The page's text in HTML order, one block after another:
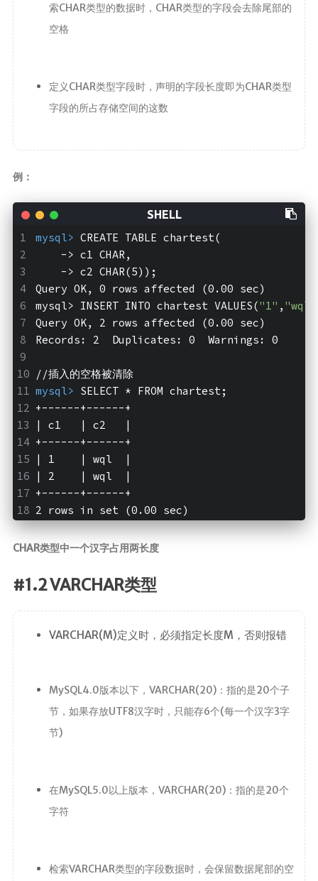
索CHAR类型的数据时，CHAR类型的字段会去除尾部的
空格
定义CHAR类型字段时，声明的字段长度即为CHAR类型
字段的所占存储空间的这数
例：
mysql> CREATE TABLE chartest(
    -> c1 CHAR,
    -> c2 CHAR(5));
Query OK, 0 rows affected (0.00 sec)
mysql> INSERT INTO chartest VALUES("1" , "wql"
Query OK, 2 rows affected (0.00 sec)
Records: 2  Duplicates: 0  Warnings: 0
//插入的空格被清除
mysql> SELECT * FROM chartest;
+------+------+
| c1   | c2   |
+------+------+
| 1    | wql  |
| 2    | wql  |
+------+------+
2 rows in set (0.00 sec)
CHAR类型中一个汉字占用两长度
#1.2 VARCHAR类型
VARCHAR(M)定义时，必须指定长度M，否则报错
MySQL4.0版本以下，VARCHAR(20)：指的是20个子
节，如果存放UTF8汉字时，只能存6个(每一个汉字3字
节)
在MySQL5.0以上版本，VARCHAR(20)：指的是20个
字符
检索VARCHAR类型的字段数据时，会保留数据尾部的空
网络请求
Commons
MapStruct
微服务
Netty
Zookeeper
Dubbo
SpringCloud
SpringCloudAlibaba
Redis
Mysql
ElasticSearch7.x
部署
Nginx
HaProxy
分布式
OAuth2.0
中间件
java开发